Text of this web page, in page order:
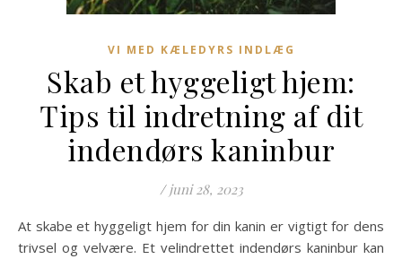
VI MED KÆLEDYRS INDLÆG
Skab et hyggeligt hjem:
Tips til indretning af dit
indendørs kaninbur
/ juni 28, 2023
At skabe et hyggeligt hjem for din kanin er vigtigt for dens
trivsel og velvære. Et velindrettet indendørs kaninbur kan